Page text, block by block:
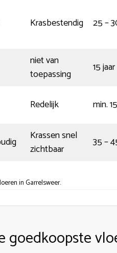
Krasbestendig 25 –
niet van
toepassing
15 jaar
Redelijk min.
Krassen snel
zichtbaar
35 –
in Garrelsweer.
goedkoopste